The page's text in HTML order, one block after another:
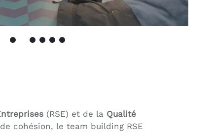
(RSE) et de la Qualité
cohésion, le team building RSE